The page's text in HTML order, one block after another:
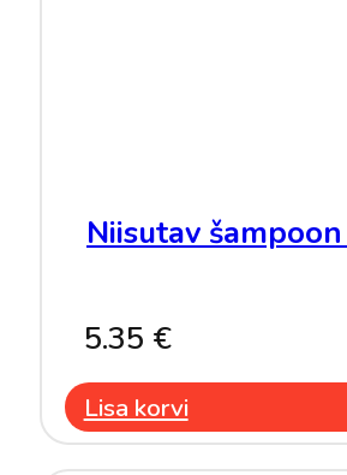
Niisutav šampoon
5.35 €
Lisa korvi